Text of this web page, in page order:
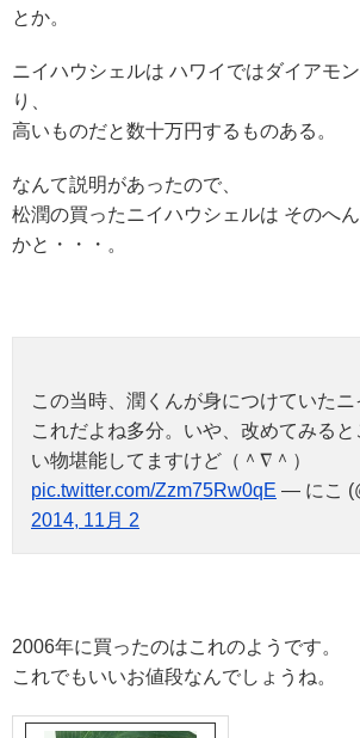
とか。
ニイハウシェルは ハワイではダイアモ
り、
高いものだと数十万円するものある。
なんて説明があったので、
松潤の買ったニイハウシェルは そのへ
かと・・・。
この当時、潤くんが身につけていたニ
これだよね多分。いや、改めてみる
い物堪能してますけど（＾∇＾）
pic.twitter.com/Zzm75Rw0qE — にこ
2014, 11月 2
2006年に買ったのはこれのようです。
これでもいいお値段なんでしょうね。